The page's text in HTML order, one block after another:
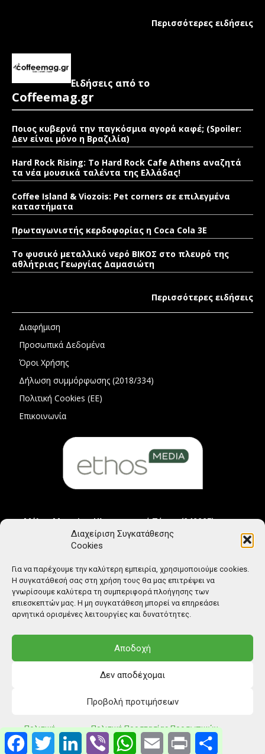
Διαχείριση Συγκατάθεσης
Cookies
Για να παρέχουμε την καλύτερη εμπειρία, χρησιμοποιούμε cookies.
Η συγκατάθεσή σας στη χρήση τους θα μας επιτρέψει να
γνωρίσουμε καλύτερα τη συμπεριφορά πλοήγησης των
επιεσκεπτών μας. Η μη συγκατάθεση μπορεί να επηρεάσει
αρνητικά ορισμένες λειτουργίες και δυνατότητες.
Αποδοχή
Δεν αποδέχομαι
Προβολή προτιμήσεων
Πολιτική
Cookies
Πολιτική Προστασίας Προσωπικών
Δεδομένων
Περισσότερες ειδήσεις
Ειδήσεις από το
Coffeemag.gr
Ποιος κυβερνά την παγκόσμια αγορά καφέ; (Spoiler:
Δεν είναι μόνο η Βραζιλία)
Hard Rock Rising: Το Hard Rock Cafe Athens αναζητά
τα νέα μουσικά ταλέντα της Ελλάδας!
Coffee Island & Viozois: Pet corners σε επιλεγμένα
καταστήματα
Πρωταγωνιστής κερδοφορίας η Coca Cola 3E
Το φυσικό μεταλλικό νερό ΒΙΚΟΣ στο πλευρό της
αθλήτριας Γεωργίας Δαμασιώτη
Περισσότερες ειδήσεις
Διαφήμιση
Προσωπικά Δεδομένα
Όροι Χρήσης
Δήλωση συμμόρφωσης (2018/334)
Πολιτική Cookies (ΕΕ)
Επικοινωνία
Μέλος Μητρώου Ηλεκτρονικού Τύπου (242225)
© Copyright: Ethos Media S.A.
FacebookTwitter LinkedIn Viber WhatsAppEmail Print